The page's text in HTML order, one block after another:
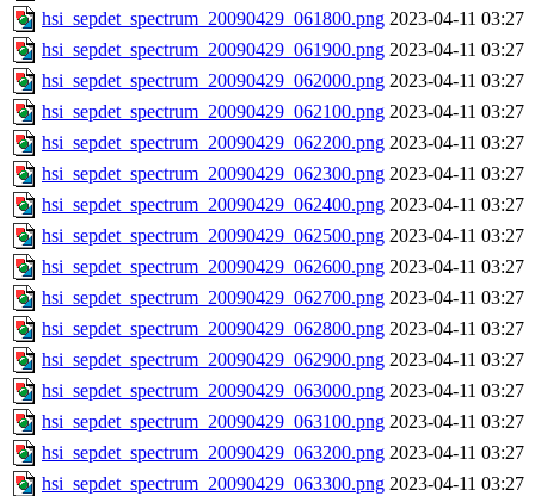
hsi_sepdet_spectrum_20090429_061800.png 2023-04-11 03:27
hsi_sepdet_spectrum_20090429_061900.png 2023-04-11 03:27
hsi_sepdet_spectrum_20090429_062000.png 2023-04-11 03:27
hsi_sepdet_spectrum_20090429_062100.png 2023-04-11 03:27
hsi_sepdet_spectrum_20090429_062200.png 2023-04-11 03:27
hsi_sepdet_spectrum_20090429_062300.png 2023-04-11 03:27
hsi_sepdet_spectrum_20090429_062400.png 2023-04-11 03:27
hsi_sepdet_spectrum_20090429_062500.png 2023-04-11 03:27
hsi_sepdet_spectrum_20090429_062600.png 2023-04-11 03:27
hsi_sepdet_spectrum_20090429_062700.png 2023-04-11 03:27
hsi_sepdet_spectrum_20090429_062800.png 2023-04-11 03:27
hsi_sepdet_spectrum_20090429_062900.png 2023-04-11 03:27
hsi_sepdet_spectrum_20090429_063000.png 2023-04-11 03:27
hsi_sepdet_spectrum_20090429_063100.png 2023-04-11 03:27
hsi_sepdet_spectrum_20090429_063200.png 2023-04-11 03:27
hsi_sepdet_spectrum_20090429_063300.png 2023-04-11 03:27